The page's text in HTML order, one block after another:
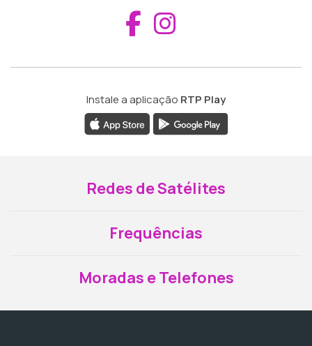
Aceder ao
Instale a aplicação RTP Play
Redes de Satélites
Frequências
Moradas e Telefones